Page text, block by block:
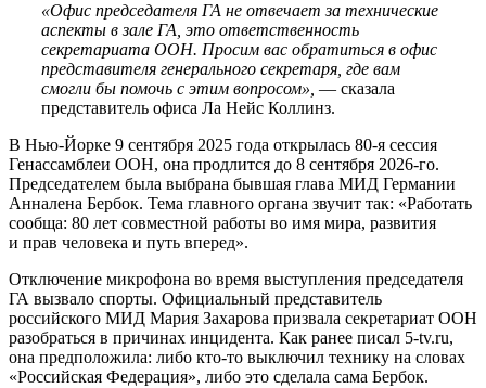
«Офис председателя ГА не отвечает за технические
аспекты в зале ГА, это ответственность
секретариата ООН. Просим вас обратиться в офис
представителя генерального секретаря, где вам
смогли бы помочь с этим вопросом», — сказала
представитель офиса Ла Нейс Коллинз.
В Нью-Йорке 9 сентября 2025 года открылась 80-я сессия
Генассамблеи ООН, она продлится до 8 сентября 2026-го.
Председателем была выбрана бывшая глава МИД Германии
Анналена Бербок. Тема главного органа звучит так: «Работать
сообща: 80 лет совместной работы во имя мира, развития
и прав человека и путь вперед».
Отключение микрофона во время выступления председателя
ГА вызвало спорты. Официальный представитель
российского МИД Мария Захарова призвала секретариат ООН
разобраться в причинах инцидента. Как ранее писал 5-tv.ru,
она предположила: либо кто-то выключил технику на словах
«Российская Федерация», либо это сделала сама Бербок.